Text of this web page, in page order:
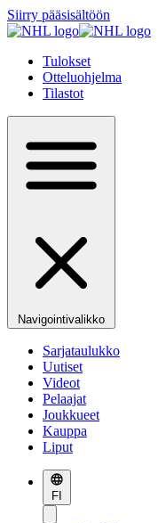
Siirry pääsisältöön
Tulokset
Otteluohjelma
Tilastot
Navigointivalikko
Sarjataulukko
Uutiset
Videot
Pelaajat
Joukkueet
Kauppa
Liput
FI